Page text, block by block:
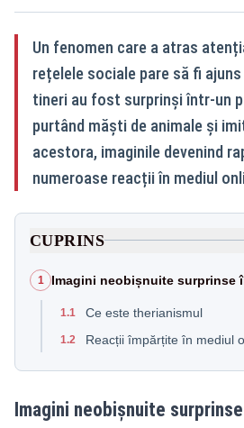
Un fenomen care a atras
rețelele sociale pare să fi ajuns
tineri au fost surprinși într-un
purtând măști de animale și
acestora, imaginile devenind
numeroase reacții în mediul
CUPRINS
1 Imagini neobișnuite surprinse
1.1 Ce este therianismul
1.2 Reacții împărțite în mediul
Imagini neobișnuite